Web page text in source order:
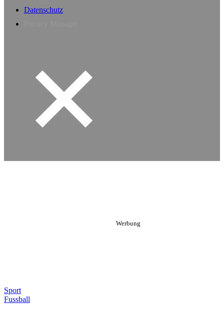
Datenschutz
Sport
Fussball